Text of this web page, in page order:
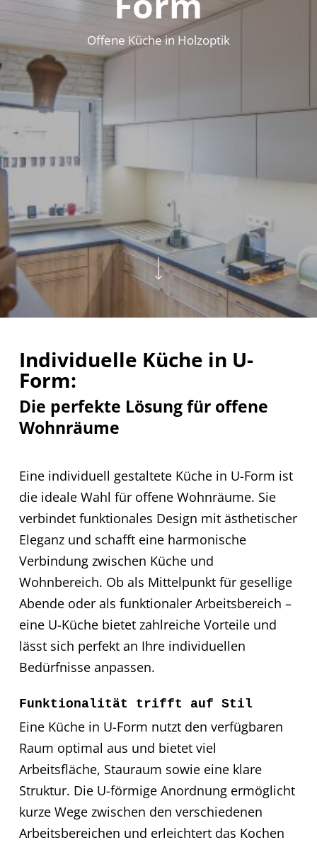
Offene Küche in Holzoptik
Individuelle Küche in U-
Form:
Die perfekte Lösung für offene
Wohnräume
Eine individuell gestaltete Küche in U-Form ist
die ideale Wahl für offene Wohnräume. Sie
verbindet funktionales Design mit ästhetischer
Eleganz und schafft eine harmonische
Verbindung zwischen Küche und
Wohnbereich. Ob als Mittelpunkt für gesellige
Abende oder als funktionaler Arbeitsbereich –
eine U-Küche bietet zahlreiche Vorteile und
lässt sich perfekt an Ihre individuellen
Bedürfnisse anpassen.
Funktionalität trifft auf Stil
Eine Küche in U-Form nutzt den verfügbaren
Raum optimal aus und bietet viel
Arbeitsfläche, Stauraum sowie eine klare
Struktur. Die U-förmige Anordnung ermöglicht
kurze Wege zwischen den verschiedenen
Arbeitsbereichen und erleichtert das Kochen